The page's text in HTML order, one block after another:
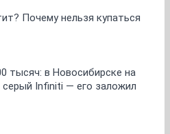
Почему нельзя купаться
тысяч: в Новосибирске на
серый Infiniti — его заложил